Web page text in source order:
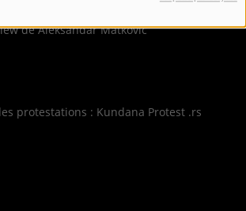
de Aleksandar Matković
protestations : Kundana Protest .rs